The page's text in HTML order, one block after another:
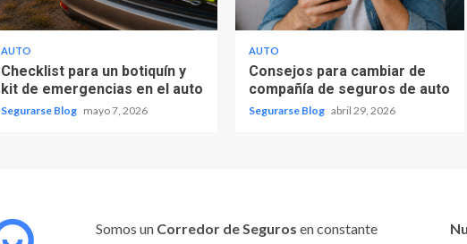
AUTO
Checklist para un botiquín y
kit de emergencias en el auto
Segurarse Blog mayo 7, 2026
AUTO
Consejos para cambiar de
compañía de seguros de auto
Segurarse Blog abril 29, 2026
Somos un Corredor de Seguros en constante